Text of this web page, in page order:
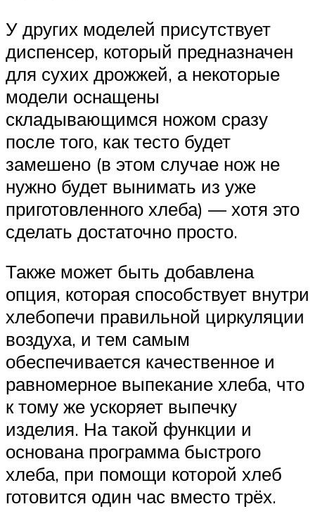
У других моделей присутствует
диспенсер, который предназначен
для сухих дрожжей, а некоторые
модели оснащены
складывающимся ножом сразу
после того, как тесто будет
замешено (в этом случае нож не
нужно будет вынимать из уже
приготовленного хлеба) — хотя это
сделать достаточно просто.
Также может быть добавлена
опция, которая способствует внутри
хлебопечи правильной циркуляции
воздуха, и тем самым
обеспечивается качественное и
равномерное выпекание хлеба, что
к тому же ускоряет выпечку
изделия. На такой функции и
основана программа быстрого
хлеба, при помощи которой хлеб
готовится один час вместо трёх.